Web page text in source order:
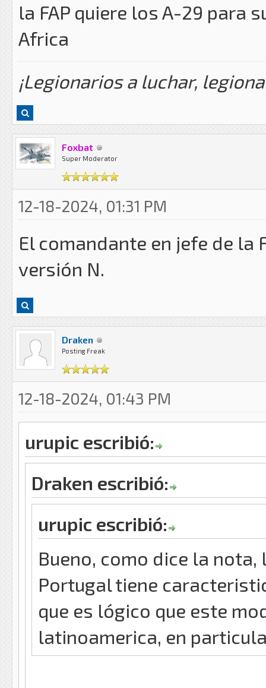
la FAP quiere los A-29 para
Africa
¡Legionarios a luchar,
Foxbat
Super Moderator
12-18-2024, 01:31 PM
El comandante en jefe de la
versión N.
Draken
Posting Freak
12-18-2024, 01:43 PM
urupic escribió:
Draken escribió:
urupic escribió:
Bueno, como dice la
Portugal tiene
que es lógico que este
latinoamerica, en